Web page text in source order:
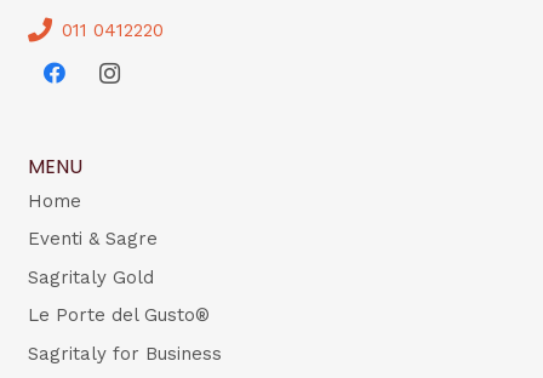
011 0412220
MENU
Home
Eventi & Sagre
Sagritaly Gold
Le Porte del Gusto®
Sagritaly for Business